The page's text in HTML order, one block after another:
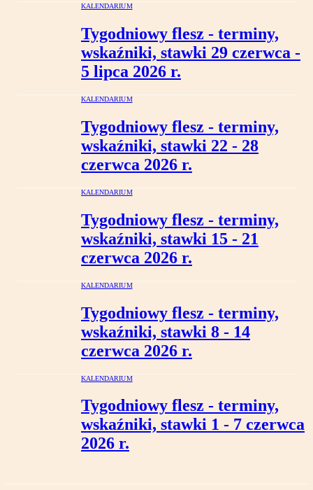
KALENDARIUM
Tygodniowy flesz - terminy,
wskaźniki, stawki 29 czerwca -
5 lipca 2026 r.
KALENDARIUM
Tygodniowy flesz - terminy,
wskaźniki, stawki 22 - 28
czerwca 2026 r.
KALENDARIUM
Tygodniowy flesz - terminy,
wskaźniki, stawki 15 - 21
czerwca 2026 r.
KALENDARIUM
Tygodniowy flesz - terminy,
wskaźniki, stawki 8 - 14
czerwca 2026 r.
KALENDARIUM
Tygodniowy flesz - terminy,
wskaźniki, stawki 1 - 7 czerwca
2026 r.